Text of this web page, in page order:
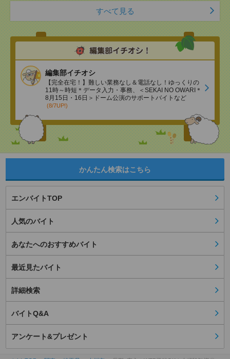
すべて見る
編集部イチオシ
【完全在宅！】難しい業務なし＆電話なし！ゆっくりの
11時～時短＊データ入力・事務、＜SEKAI NO OWARI＊
8月15日・16日＞ドーム公演のサポートバイトなど
(8/7UP!)
かんたん検索はこちら
エンバイトTOP
人気のバイト
あなたへのおすすめバイト
最近見たバイト
詳細検索
バイトQ&A
アンケート&プレゼント